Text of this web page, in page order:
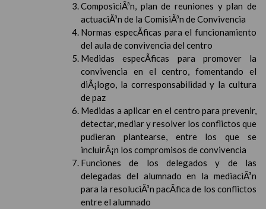
ComposiciÃ³n, plan de reuniones y plan de
actuaciÃ³n de la ComisiÃ³n de Convivencia
Normas especÃ­ficas para el funcionamiento
del aula de convivencia del centro
Medidas especÃ­ficas para promover la
convivencia en el centro, fomentando el
diÃ¡logo, la corresponsabilidad y la cultura
de paz
Medidas a aplicar en el centro para prevenir,
detectar, mediar y resolver los conflictos que
pudieran plantearse, entre los que se
incluirÃ¡n los compromisos de convivencia
Funciones de los delegados y de las
delegadas del alumnado en la mediaciÃ³n
para la resoluciÃ³n pacÃ­fica de los conflictos
entre el alumnado